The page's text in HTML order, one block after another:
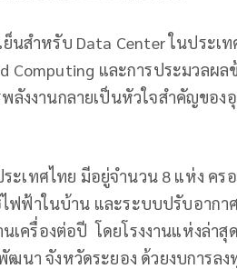
นสำหรับ Data Center ในประเ
Computing และการประมวลผ
งงานกลายเป็นหัวใจสำคัญของ
ะเทศไทย มีอยู่จำนวน 8 แห่ง ค
ไฟฟ้าในบ้าน และระบบปรับอากา
เครื่องต่อปี โดยโรงงานแห่งล่า
า จังหวัดระยอง ด้วยงบการลง